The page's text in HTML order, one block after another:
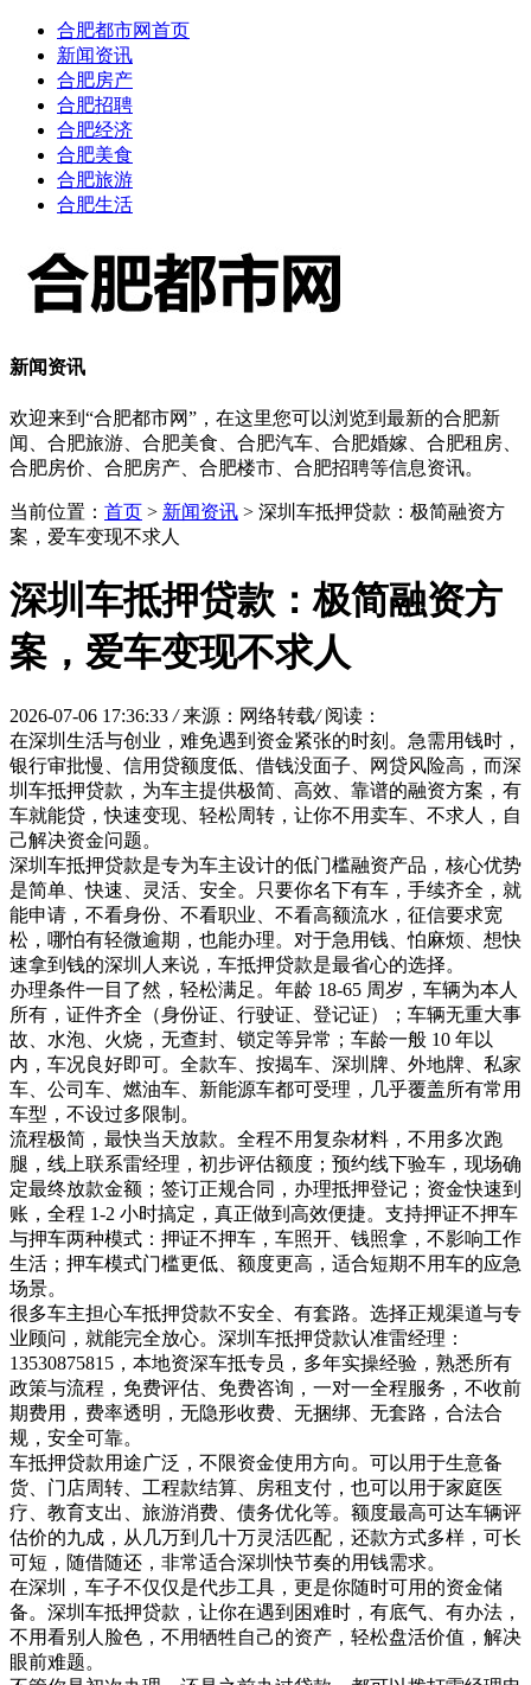
合肥都市网首页
新闻资讯
合肥房产
合肥招聘
合肥经济
合肥美食
合肥旅游
合肥生活
新闻资讯
欢迎来到“合肥都市网”，在这里您可以浏览到最新的合肥新
闻、合肥旅游、合肥美食、合肥汽车、合肥婚嫁、合肥租房、
合肥房价、合肥房产、合肥楼市、合肥招聘等信息资讯。
当前位置： 首页 > 新闻资讯 > 深圳车抵押贷款：极简融资方
案，爱车变现不求人
深圳车抵押贷款：极简融资方
案，爱车变现不求人
2026-07-06 17:36:33/ 来源：网络转载/ 阅读：
在深圳生活与创业，难免遇到资金紧张的时刻。急需用钱时，
银行审批慢、信用贷额度低、借钱没面子、网贷风险高，而深
圳车抵押贷款，为车主提供极简、高效、靠谱的融资方案，有
车就能贷，快速变现、轻松周转，让你不用卖车、不求人，自
己解决资金问题。
深圳车抵押贷款是专为车主设计的低门槛融资产品，核心优势
是简单、快速、灵活、安全。只要你名下有车，手续齐全，就
能申请，不看身份、不看职业、不看高额流水，征信要求宽
松，哪怕有轻微逾期，也能办理。对于急用钱、怕麻烦、想快
速拿到钱的深圳人来说，车抵押贷款是最省心的选择。
办理条件一目了然，轻松满足。年龄 18-65 周岁，车辆为本人
所有，证件齐全（身份证、行驶证、登记证）；车辆无重大事
故、水泡、火烧，无查封、锁定等异常；车龄一般 10 年以
内，车况良好即可。全款车、按揭车、深圳牌、外地牌、私家
车、公司车、燃油车、新能源车都可受理，几乎覆盖所有常用
车型，不设过多限制。
流程极简，最快当天放款。全程不用复杂材料，不用多次跑
腿，线上联系雷经理，初步评估额度；预约线下验车，现场确
定最终放款金额；签订正规合同，办理抵押登记；资金快速到
账，全程 1-2 小时搞定，真正做到高效便捷。支持押证不押车
与押车两种模式：押证不押车，车照开、钱照拿，不影响工作
生活；押车模式门槛更低、额度更高，适合短期不用车的应急
场景。
很多车主担心车抵押贷款不安全、有套路。选择正规渠道与专
业顾问，就能完全放心。深圳车抵押贷款认准雷经理：
13530875815，本地资深车抵专员，多年实操经验，熟悉所有
政策与流程，免费评估、免费咨询，一对一全程服务，不收前
期费用，费率透明，无隐形收费、无捆绑、无套路，合法合
规，安全可靠。
车抵押贷款用途广泛，不限资金使用方向。可以用于生意备
货、门店周转、工程款结算、房租支付，也可以用于家庭医
疗、教育支出、旅游消费、债务优化等。额度最高可达车辆评
估价的九成，从几万到几十万灵活匹配，还款方式多样，可长
可短，随借随还，非常适合深圳快节奏的用钱需求。
在深圳，车子不仅仅是代步工具，更是你随时可用的资金储
备。深圳车抵押贷款，让你在遇到困难时，有底气、有办法，
不用看别人脸色，不用牺牲自己的资产，轻松盘活价值，解决
眼前难题。